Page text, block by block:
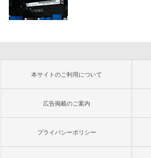
本サイトのご利用について
広告掲載のご案内
プライバシーポリシー